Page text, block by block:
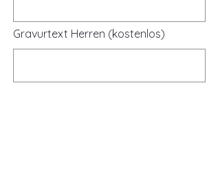
Gravurtext Herren (kostenlos)